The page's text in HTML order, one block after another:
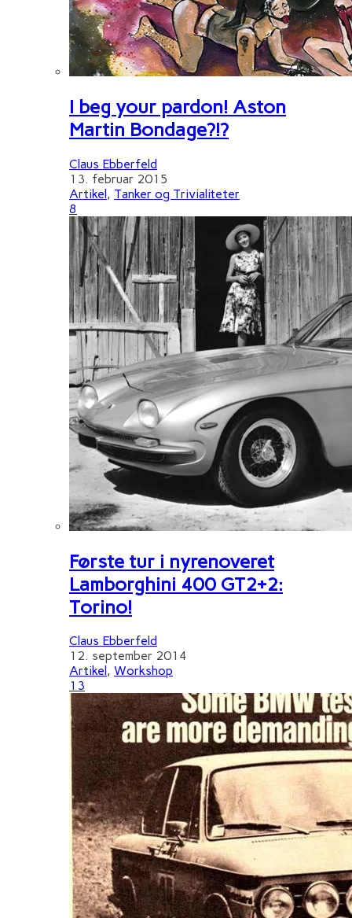
I beg your pardon! Aston
Martin Bondage?!?
Claus Ebberfeld
13. februar 2015
Artikel, Tanker og Trivialiteter
8
Første tur i nyrenoveret
Lamborghini 400 GT2+2:
Torino!
Claus Ebberfeld
12. september 2014
Artikel , Workshop
13